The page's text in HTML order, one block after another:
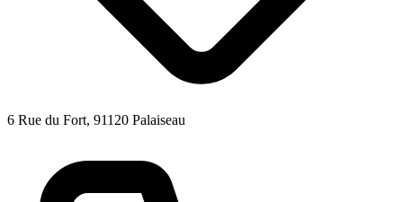
6 Rue du Fort, 91120 Palaiseau